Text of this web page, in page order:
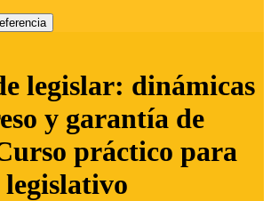
legislar: dinámicas
y garantía de
práctico para
legislativo